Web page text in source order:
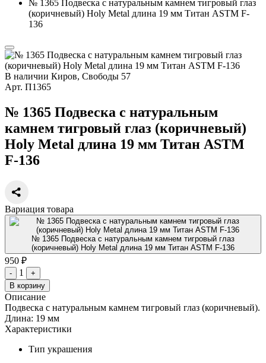
№ 1365 Подвеска с натуральным камнем тигровый глаз
(коричневый) Holy Metal длина 19 мм Титан ASTM F-
136
В наличии Киров, Свободы 57
Арт. П1365
№ 1365 Подвеска с натуральным
камнем тигровый глаз (коричневый)
Holy Metal длина 19 мм Титан ASTM
F-136
Вариация товара
№ 1365 Подвеска с натуральным камнем тигровый глаз
(коричневый) Holy Metal длина 19 мм Титан ASTM F-136
950 ₽
- 1
+
В корзину
Описание
Подвеска с натуральным камнем тигровый глаз (коричневый).
Длина: 19 мм
Характеристики
Тип украшения